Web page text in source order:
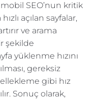
mobil SEO’nun kritik
açılan sayfalar,
ve arama
şekilde
yüklenme hızını
gereksiz
gibi hız
Sonuç olarak,